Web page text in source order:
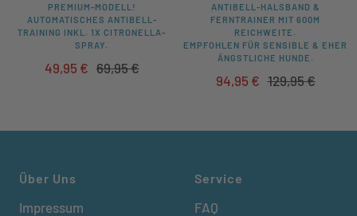
PREMIUM-MODELL!
AUTOMATISCHES ANTIBELL-
TRAINING INKL. 1X CITRONELLA-
SPRAY.
Angebotspreis
49,95 € Regulärer
69,95 €
ANTIBELL-HALSBAND &
FERNTRAINER MIT 600M
REICHWEITE.
EMPFOHLEN FÜR SENSIBLE & EHER
ÄNGSTLICHE HUNDE.
Angebotspreis
94,95 € Regulärer
129,95 €
Über Uns
Impressum
Service
FAQ